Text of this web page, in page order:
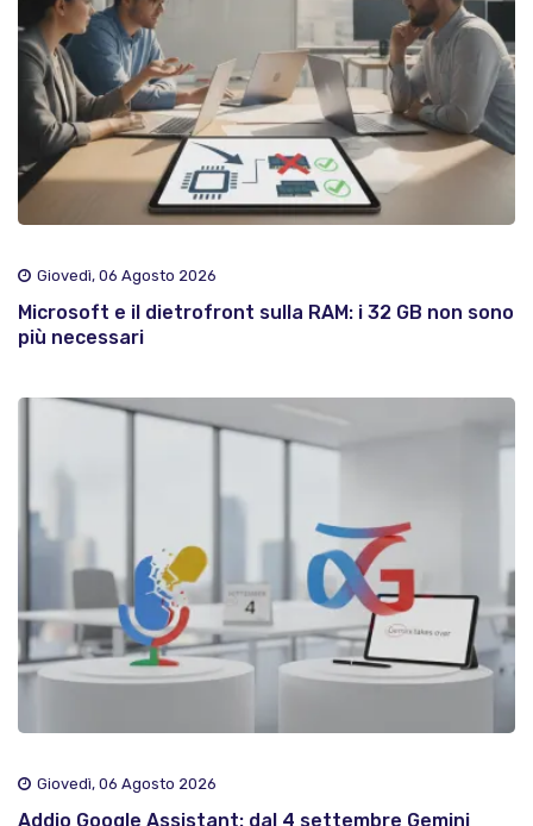
Giovedì, 06 Agosto 2026
Microsoft e il dietrofront sulla RAM: i 32 GB non sono
più necessari
Giovedì, 06 Agosto 2026
Addio Google Assistant: dal 4 settembre Gemini